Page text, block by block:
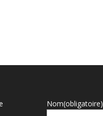
Nom(obligatoire)